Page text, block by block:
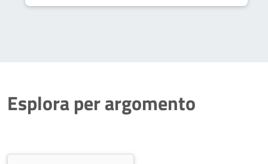
Esplora per argomento